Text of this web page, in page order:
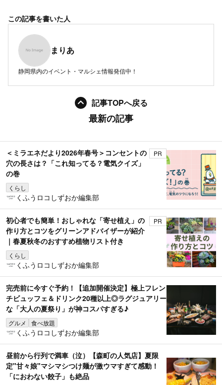
この記事を書いた人
まりあ
静岡県内のイベント・マルシェ情報発信中！
記事TOPへ戻る
最新の記事
＜ミラエネだより2026年春号＞コンセントの
穴の長さは？「これ知ってる？電気クイズ」
の巻
くらし
PR
くふうロコしずおか編集部
初心者でも簡単！おしゃれな「寄せ植え」の
作り方とコツをグリーンアドバイザーが紹介
｜春夏秋冬のおすすめ植物リスト付き
くらし
PR
くふうロコしずおか編集部
完売前に今すぐ予約！【追加開催決定】極上フレン
チビュッフェ＆ドリンク20種以上◎ラグジュアリー
な「大人の夏祭り」が神コスパすぎる♪
グルメ 食べ放題
くふうロコしずおか編集部
昼前から行列で満車（泣）【森町の人気店】夏限
定"甘々娘"マシマシつけ麺が激ウマすぎて感動！
「におわない餃子」も絶品